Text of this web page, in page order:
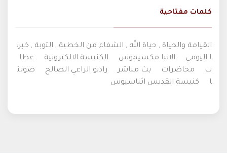
كلمات مفتاحية
القيامة والحياة , حياة الله , الشفاء من الخطية , التوبة , خبزن
ا اليومي
الانبا مكسيموس الكنيسة الالكترونية
عظا
ت
محاضرات بث مباشر راديو الراعي الصالح
صوتن
ا
كنيسة القديس اثناسيوس